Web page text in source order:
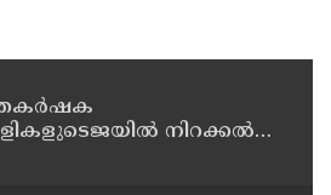
നിറക്കൽ